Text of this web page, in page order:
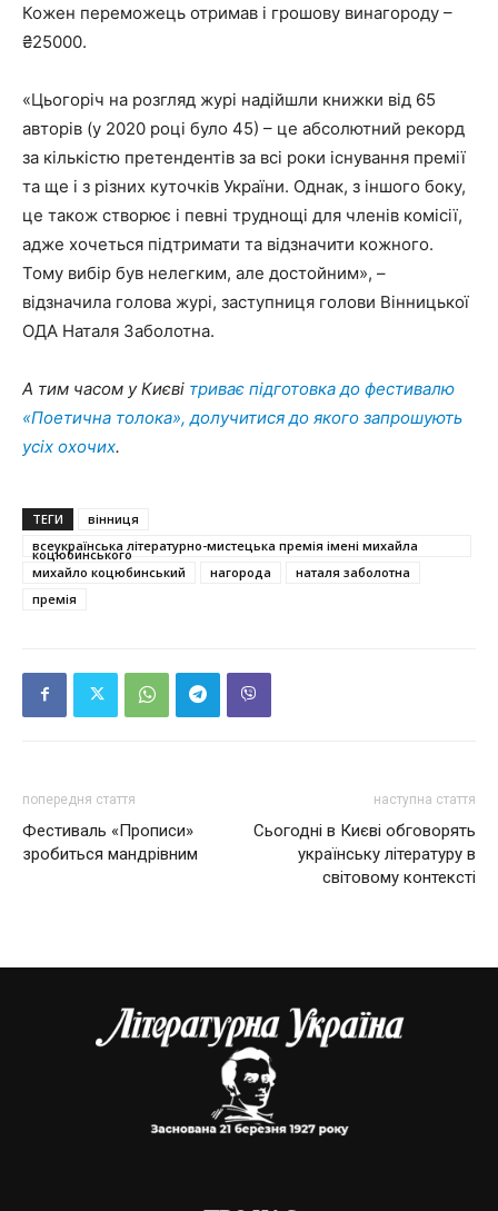
Кожен переможець отримав і грошову винагороду –
₴25000.
«Цьогоріч на розгляд журі надійшли книжки від 65
авторів (у 2020 році було 45) – це абсолютний рекорд
за кількістю претендентів за всі роки існування премії
та ще і з різних куточків України. Однак, з іншого боку,
це також створює і певні труднощі для членів комісії,
адже хочеться підтримати та відзначити кожного.
Тому вибір був нелегким, але достойним», –
відзначила голова журі, заступниця голови Вінницької
ОДА Наталя Заболотна.
А тим часом у Києві триває підготовка до фестивалю
«Поетична толока», долучитися до якого запрошують
усіх охочих.
ТЕГИ
вінниця
всеукраїнська літературно-мистецька премія імені михайла
коцюбинського
михайло коцюбинський
нагорода
наталя заболотна
премія
попередня стаття
Фестиваль «Прописи»
зробиться мандрівним
наступна стаття
Сьогодні в Києві обговорять
українську літературу в
світовому контексті